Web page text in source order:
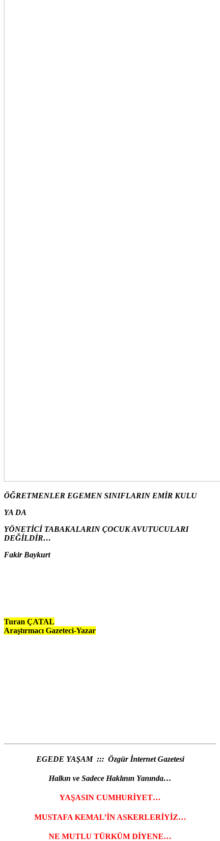
ÖĞRETMENLER EGEMEN SINIFLARIN EMİR KULU
YA DA
YÖNETİCİ TABAKALARIN ÇOCUK AVUTUCULARI
DEĞİLDİR…
Fakir Baykurt
Turan ÇATAL
Araştırmacı Gazeteci-Yazar
EGEDE YAŞAM ::: Özgür İnternet Gazetesi
Halkın ve Sadece Haklının Yanında…
YAŞASIN CUMHURİYET…
MUSTAFA KEMAL’İN ASKERLERİYİZ…
NE MUTLU TÜRKÜM DİYENE…